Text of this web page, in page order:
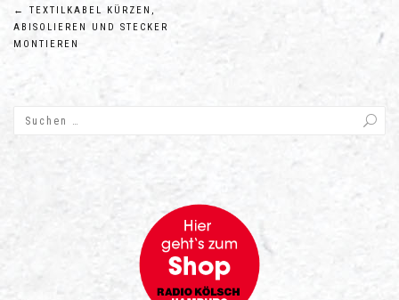
Beitragsnavigation
←
TEXTILKABEL KÜRZEN,
ABISOLIEREN UND STECKER
MONTIEREN